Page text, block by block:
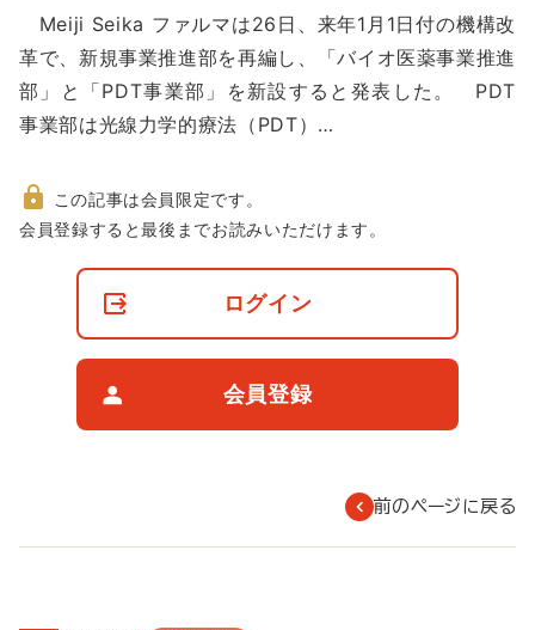
動
Meiji Seika ファルマは26日、来年1月1日付の機構改
革で、新規事業推進部を再編し、「バイオ医薬事業推進
部」と「PDT事業部」を新設すると発表した。 PDT
事業部は光線力学的療法（PDT）…
非
この記事は会員限定です。
会員登録すると最後までお読みいただけます。
ログイン
会員登録
前のページに戻る